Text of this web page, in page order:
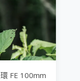
FE 100mm